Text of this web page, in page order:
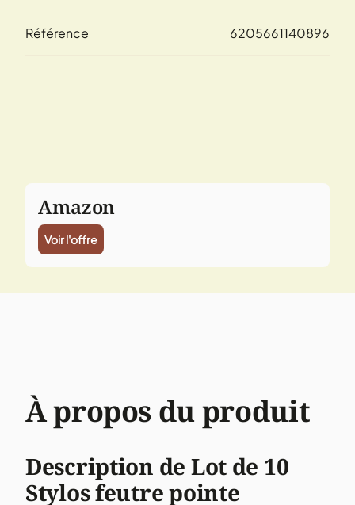
Référence 6205661140896
Amazon
Voir l'offre
À propos du produit
Description de Lot de 10
Stylos feutre pointe